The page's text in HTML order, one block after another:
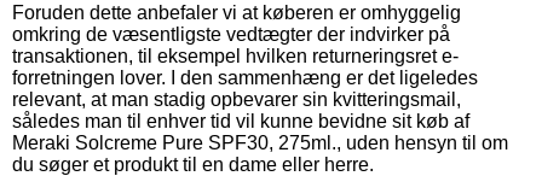
Foruden dette anbefaler vi at køberen er omhyggelig
omkring de væsentligste vedtægter der indvirker på
transaktionen, til eksempel hvilken returneringsret e-
forretningen lover. I den sammenhæng er det ligeledes
relevant, at man stadig opbevarer sin kvitteringsmail,
således man til enhver tid vil kunne bevidne sit køb af
Meraki Solcreme Pure SPF30, 275ml., uden hensyn til om
du søger et produkt til en dame eller herre.